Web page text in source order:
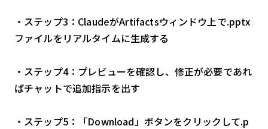
・ステップ3：ClaudeがArtifactsウィンドウ上で.pptx
ファイルをリアルタイムに生成する
・ステップ4：プレビューを確認し、修正が必要であれ
ばチャットで追加指示を出す
・ステップ5：「Download」ボタンをクリックして.p